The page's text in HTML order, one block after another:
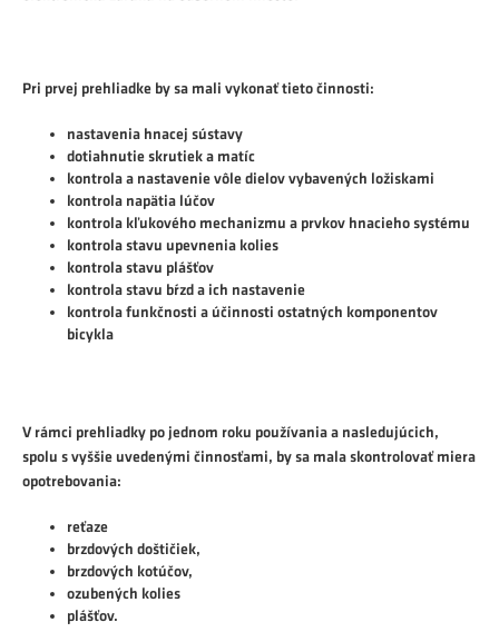
Pri prvej prehliadke by sa mali vykonať tieto činnosti:
nastavenia hnacej sústavy
dotiahnutie skrutiek a matíc
kontrola a nastavenie vôle dielov vybavených ložiskami
kontrola napätia lúčov
kontrola kľukového mechanizmu a prvkov hnacieho systému
kontrola stavu upevnenia kolies
kontrola stavu plášťov
kontrola stavu bŕzd a ich nastavenie
kontrola funkčnosti a účinnosti ostatných komponentov
bicykla
V rámci prehliadky po jednom roku používania a nasledujúcich,
spolu s vyššie uvedenými činnosťami, by sa mala skontrolovať miera
opotrebovania:
reťaze
brzdových doštičiek,
brzdových kotúčov,
ozubených kolies
plášťov.